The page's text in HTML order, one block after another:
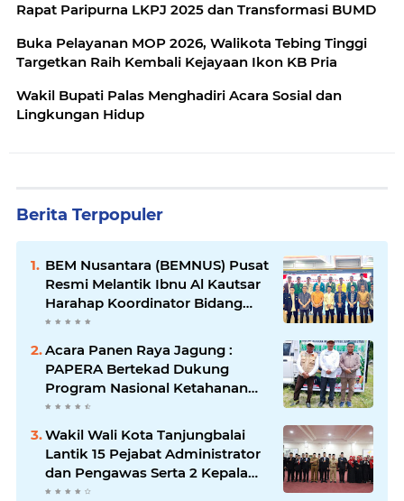
Rapat Paripurna LKPJ 2025 dan Transformasi BUMD
Buka Pelayanan MOP 2026, Walikota Tebing Tinggi
Targetkan Raih Kembali Kejayaan Ikon KB Pria
Wakil Bupati Palas Menghadiri Acara Sosial dan
Lingkungan Hidup
Berita Terpopuler
BEM Nusantara (BEMNUS) Pusat
Resmi Melantik Ibnu Al Kautsar
Harahap Koordinator Bidang
(Korbid) BEMNUS Periode
Acara Panen Raya Jagung :
PAPERA Bertekad Dukung
Program Nasional Ketahanan
Pangan Di Kota Kerang
Tanjungbalai
Wakil Wali Kota Tanjungbalai
Lantik 15 Pejabat Administrator
dan Pengawas Serta 2 Kepala
Puskesmas Pemko